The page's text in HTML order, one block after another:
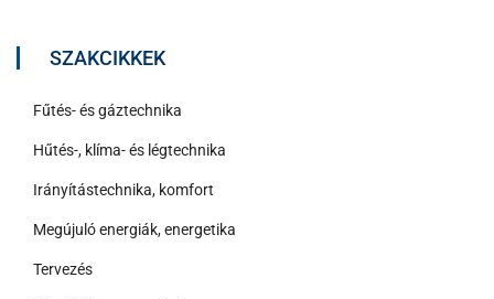
SZAKCIKKEK
Fűtés- és gáztechnika
Hűtés-, klíma- és légtechnika
Irányítástechnika, komfort
Megújuló energiák, energetika
Tervezés